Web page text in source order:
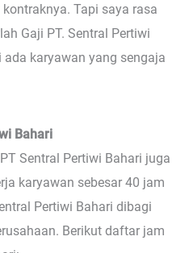
Tapi saya rasa
Gaji PT. Sentral Pertiwi
karyawan yang sengaja
Bahari
Sentral Pertiwi Bahari juga
karyawan sebesar 40 jam
Pertiwi Bahari dibagi
Berikut daftar jam